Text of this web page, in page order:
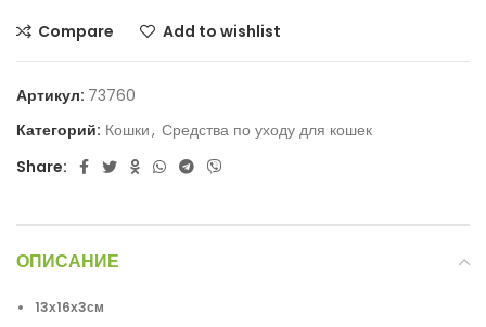
Compare Add to wishlist
Артикул: 73760
Категорий: Кошки, Средства по уходу для кошек
Share:
ОПИСАНИЕ
13х16х3см